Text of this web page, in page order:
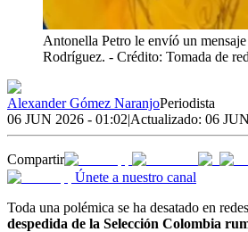
Antonella Petro le envíó un mensaje
Rodríguez. - Crédito: Tomada de
Alexander Gómez NaranjoPeriodista
06 JUN 2026 - 01:02|Actualizado: 06
Compartir
Únete a nuestro canal
Toda una polémica se ha desatado en
despedida de la Selección Colombia